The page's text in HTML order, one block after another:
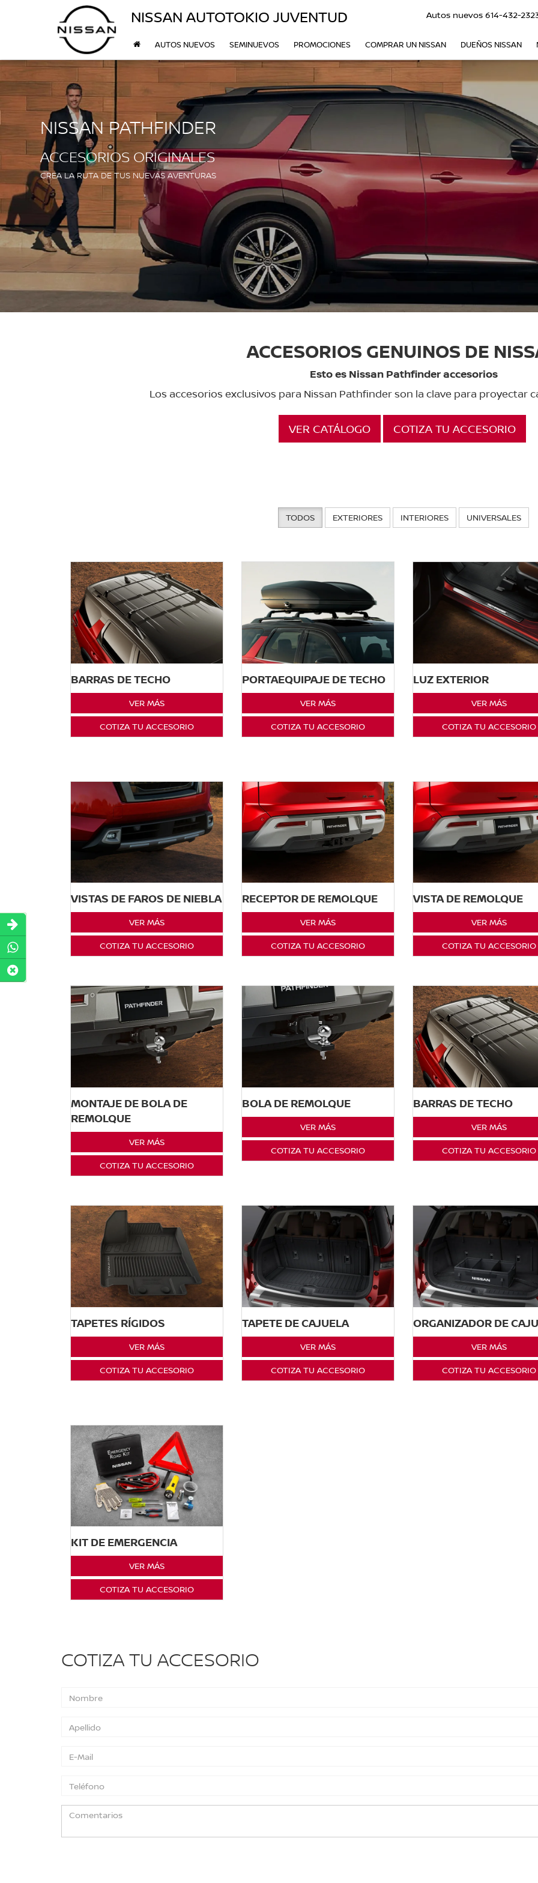
NISSAN AUTOTOKIO JUVENTUD Autos nuevos 614-432-
AUTOS NUEVOS SEMINUEVOS PROMOCIONES COMPRAR UN NISSAN DUEÑOS NISSAN
NISSAN PATHFINDER
ACCESORIOS ORIGINALES
CREA LA RUTA DE TUS NUEVAS AVENTURAS
ACCESORIOS GENUINOS DE
Esto es Nissan Pathfinder accesorios
Los accesorios exclusivos para Nissan Pathfinder son la clave para proyectar
VER CATÁLOGO COTIZA TU ACCESORIO
TODOS EXTERIORES INTERIORES UNIVERSALES
BARRAS DE TECHO
VER MÁS
COTIZA TU ACCESORIO
PORTAEQUIPAJE DE TECHO
VER MÁS
COTIZA TU ACCESORIO
LUZ EXTERIOR
VER MÁS
COTIZA TU ACCESORIO
VISTAS DE FAROS DE NIEBLA
VER MÁS
COTIZA TU ACCESORIO
RECEPTOR DE REMOLQUE
VER MÁS
COTIZA TU ACCESORIO
VISTA DE REMOLQUE
VER MÁS
COTIZA TU ACCESORIO
MONTAJE DE BOLA DE
REMOLQUE
VER MÁS
COTIZA TU ACCESORIO
BOLA DE REMOLQUE
VER MÁS
COTIZA TU ACCESORIO
BARRAS DE TECHO
VER MÁS
COTIZA TU ACCESORIO
TAPETES RÍGIDOS
VER MÁS
COTIZA TU ACCESORIO
TAPETE DE CAJUELA
VER MÁS
COTIZA TU ACCESORIO
ORGANIZADOR DE
VER MÁS
COTIZA TU ACCESORIO
KIT DE EMERGENCIA
VER MÁS
COTIZA TU ACCESORIO
COTIZA TU ACCESORIO